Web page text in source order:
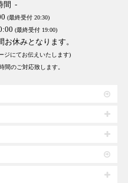
間 -
(最終受付 20:30)
(最終受付 19:00)
休みとなります。
ジにてお伝えいたします)
間のご対応致します。